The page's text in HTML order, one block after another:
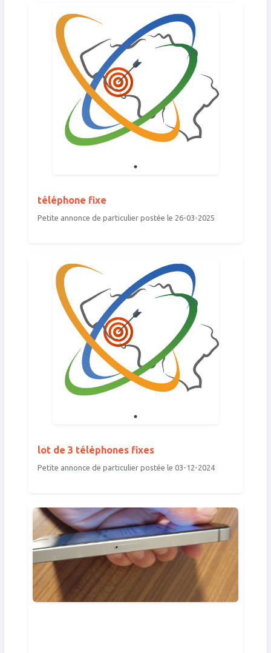
téléphone fixe
Petite annonce de particulier postée le 26-03-2025
lot de 3 téléphones fixes
Petite annonce de particulier postée le 03-12-2024